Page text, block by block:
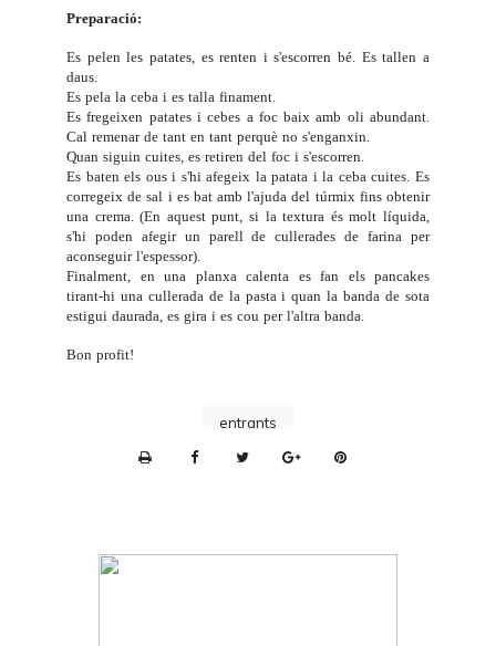
Preparació:
Es pelen les patates, es renten i s'escorren bé. Es tallen a
daus.
Es pela la ceba i es talla finament.
Es fregeixen patates i cebes a foc baix amb oli abundant.
Cal remenar de tant en tant perquè no s'enganxin.
Quan siguin cuites, es retiren del foc i s'escorren.
Es baten els ous i s'hi afegeix la patata i la ceba cuites. Es
corregeix de sal i es bat amb l'ajuda del túrmix fins obtenir
una crema. (En aquest punt, si la textura és molt líquida,
s'hi poden afegir un parell de cullerades de farina per
aconseguir l'espessor).
Finalment, en una planxa calenta es fan els pancakes
tirant-hi una cullerada de la pasta i quan la banda de sota
estigui daurada, es gira i es cou per l'altra banda.
Bon profit!
entrants
n